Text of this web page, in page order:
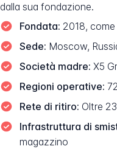
dalla sua fondazione.
Fondata: 2018, come
Sede: Moscow,
Società madre: X5
Regioni operative:
Rete di ritiro: Oltre
Infrastruttura di
magazzino